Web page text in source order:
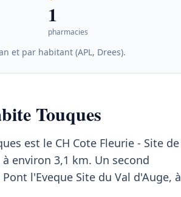
1
pharmacies
et par habitant (APL, Drees).
Touques
est le CH Cote Fleurie - Site de
environ 3,1 km. Un second
l'Eveque Site du Val d'Auge, à